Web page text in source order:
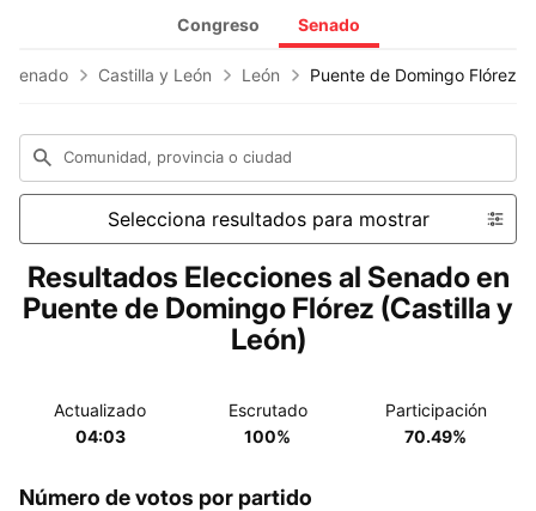
Congreso Senado
Senado Castilla y León León Puente de Domingo Flórez
Comunidad, provincia o ciudad
Selecciona resultados para mostrar
Resultados Elecciones al Senado en
Puente de Domingo Flórez (Castilla y
León)
Actualizado
04:03
Escrutado
100%
Participación
70.49%
Número de votos por partido